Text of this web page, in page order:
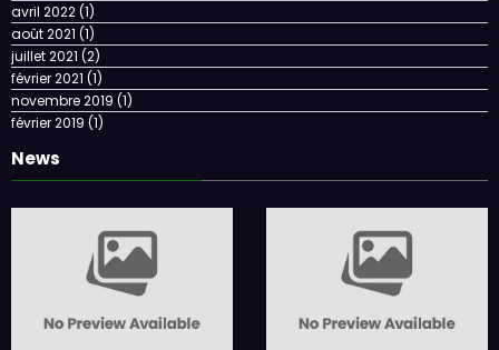
avril 2022(1)
août 2021 (1)
juillet 2021 (2)
février 2021 (1)
novembre 2019 (1)
février 2019 (1)
News